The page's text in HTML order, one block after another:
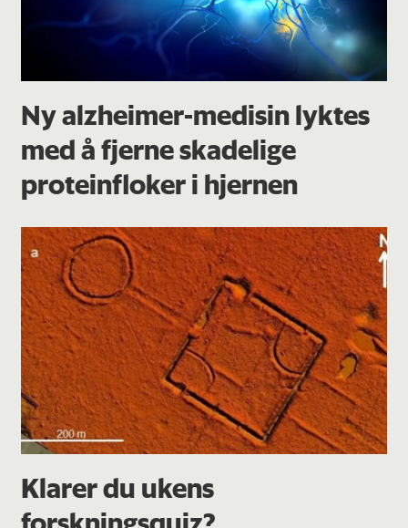
Ny alzheimer-medisin lyktes
med å fjerne skadelige
proteinfloker i hjernen
Klarer du ukens